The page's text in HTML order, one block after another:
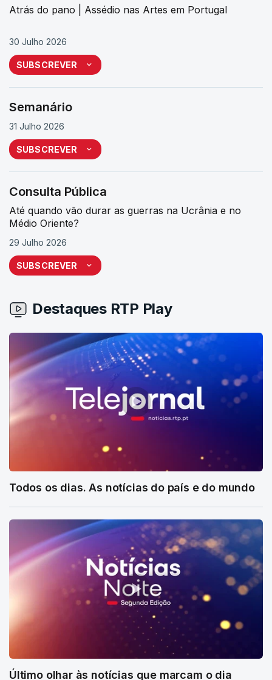
Atrás do pano | Assédio nas Artes em Portugal
30 Julho 2026
SUBSCREVER
Semanário
31 Julho 2026
SUBSCREVER
Consulta Pública
Até quando vão durar as guerras na Ucrânia e no
Médio Oriente?
29 Julho 2026
SUBSCREVER
Destaques RTP Play
Todos os dias. As notícias do país e do mundo
Último olhar às notícias que marcam o dia